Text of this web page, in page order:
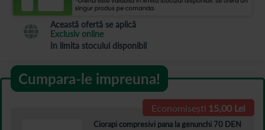
Această ofertă se aplică
Exclusiv online
In limita stocului disponibil
Cumpara-le impreuna!
Ciorapi compresivi pana la genunchi 70 DEN
Economisești 15,00 Lei